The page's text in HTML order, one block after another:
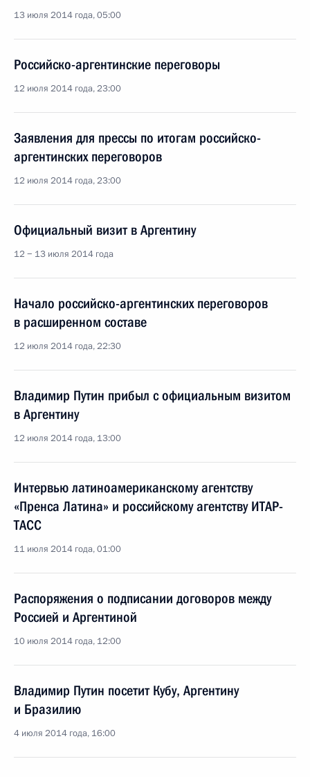
13 июля 2014 года, 05:00
Российско-аргентинские переговоры
12 июля 2014 года, 23:00
Заявления для прессы по итогам российско-
аргентинских переговоров
12 июля 2014 года, 23:00
Официальный визит в Аргентину
12 − 13 июля 2014 года
Начало российско-аргентинских переговоров
в расширенном составе
12 июля 2014 года, 22:30
Владимир Путин прибыл с официальным визитом
в Аргентину
12 июля 2014 года, 13:00
Интервью латиноамериканскому агентству
«Пренса Латина» и российскому агентству ИТАР-
ТАСС
11 июля 2014 года, 01:00
Распоряжения о подписании договоров между
Россией и Аргентиной
10 июля 2014 года, 12:00
Владимир Путин посетит Кубу, Аргентину
и Бразилию
4 июля 2014 года, 16:00